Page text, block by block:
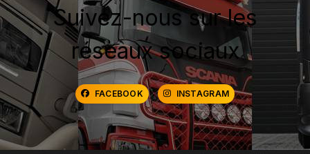
Suivez-nous sur les
réseaux sociaux
FACEBOOK INSTAGRAM